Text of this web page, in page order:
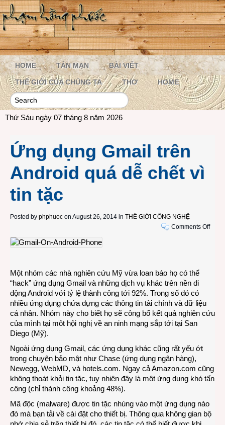
HOME TẢN MẠN BÀI VIẾT
THẾ GIỚI CỦA CHÚNG TA THƠ HOME
Thứ Sáu ngày 07 tháng 8 năm 2026
Ứng dụng Gmail trên
Android quá dễ chết vì
tin tặc
Posted by phphuoc on August 26, 2014 in THẾ GIỚI CÔNG NGHỆ
Comments Offon
vì
Một nhóm các nhà nghiên cứu Mỹ vừa loan báo họ có thể
“hack” ứng dụng Gmail và những dịch vụ khác trên nền di
động Android với tỷ lệ thành công tới 92%. Trong số đó có
nhiều ứng dụng chứa đựng các thông tin tài chính và dữ liệu
cá nhân. Nhóm này cho biết họ sẽ công bố kết quả nghiên cứu
của mình tại môt hội nghị về an ninh mạng sắp tới tại San
Diego (Mỹ).
Ngoài ứng dụng Gmail, các ứng dụng khác cũng rất yếu ớt
trong chuyện bảo mật như Chase (ứng dụng ngân hàng),
Newegg, WebMD, và hotels.com. Ngay cả Amazon.com cũng
không thoát khỏi tin tặc, tuy nhiên đây là một ứng dụng khó tấn
công (chỉ thành công khoảng 48%).
Mã độc (malware) được tin tặc nhúng vào một ứng dụng nào
đó mà bạn tải về cài đặt cho thiết bị. Thông qua không gian bộ